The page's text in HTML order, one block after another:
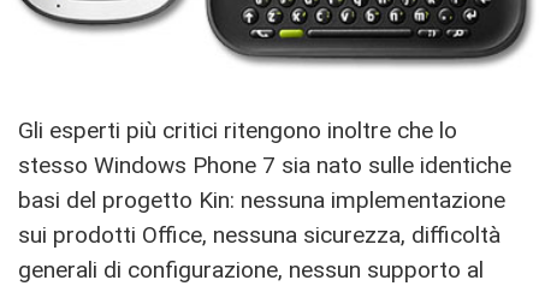
Gli esperti più critici ritengono inoltre che lo
stesso Windows Phone 7 sia nato sulle identiche
basi del progetto Kin: nessuna implementazione
sui prodotti Office, nessuna sicurezza, difficoltà
generali di configurazione, nessun supporto al